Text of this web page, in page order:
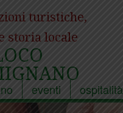
turistiche,
storia locale
eventi ospitalità